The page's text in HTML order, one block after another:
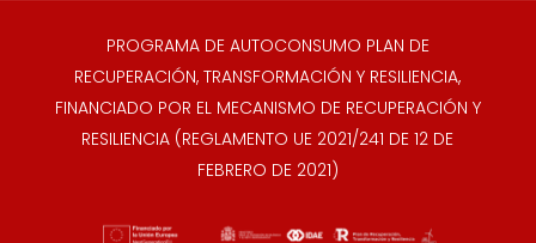
PROGRAMA DE AUTOCONSUMO PLAN DE
RECUPERACIÓN, TRANSFORMACIÓN Y RESILIENCIA,
FINANCIADO POR EL MECANISMO DE RECUPERACIÓN Y
RESILIENCIA (REGLAMENTO UE 2021/241 DE 12 DE
FEBRERO DE 2021)